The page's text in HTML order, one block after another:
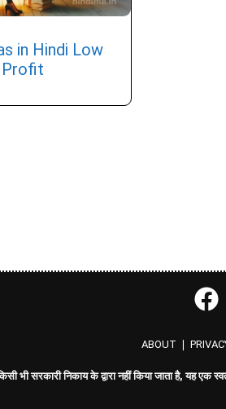
in Hindi Low
Profit
ABOUT ❘
सरकारी निकाय के द्वारा नहीं किया जाता है, यह एक